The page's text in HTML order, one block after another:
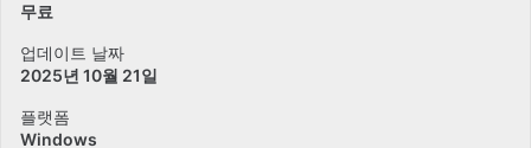
무료
업데이트 날짜
2025년 10월 21일
플랫폼
Windows